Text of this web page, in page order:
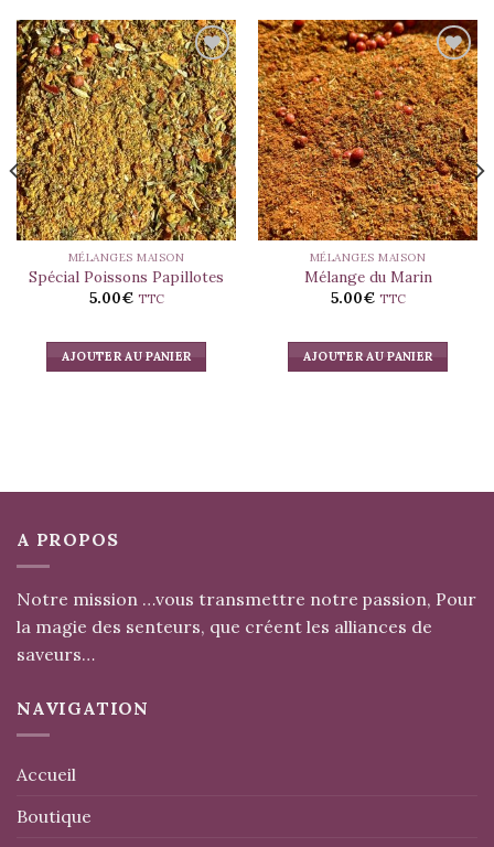
MÉLANGES MAISON
Spécial Poissons Papillotes
5.00€ TTC
AJOUTER AU PANIER
MÉLANGES MAISON
Mélange du Marin
5.00€ TTC
AJOUTER AU PANIER
A PROPOS
Notre mission …vous transmettre notre passion, Pour
la magie des senteurs, que créent les alliances de
saveurs…
NAVIGATION
Accueil
Boutique